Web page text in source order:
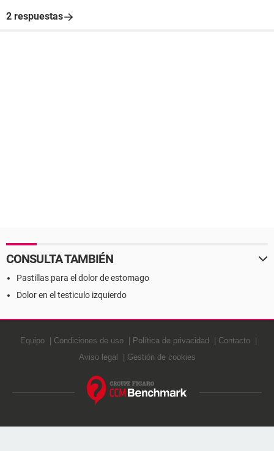
2 respuestas
CONSULTA TAMBIÉN
Pastillas para el dolor de estomago
Dolor en el testiculo izquierdo
Equipo Condiciones de uso Política de privacidad
Contacto
Aviso legal
Gestión de cookies